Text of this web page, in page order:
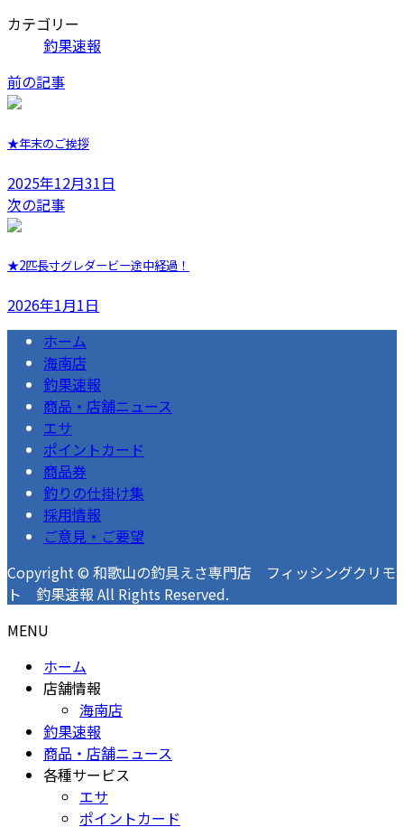
カテゴリー
釣果速報
前の記事
★年末のご挨拶
2025年12月31日
次の記事
★2匹長寸グレダービー途中経過！
2026年1月1日
ホーム
海南店
釣果速報
商品・店舗ニュース
エサ
ポイントカード
商品券
釣りの仕掛け集
採用情報
ご意見・ご要望
Copyright © 和歌山の釣具えさ専門店 フィッシングクリモ
ト 釣果速報 All Rights Reserved.
MENU
ホーム
店舗情報
海南店
釣果速報
商品・店舗ニュース
各種サービス
エサ
ポイントカード